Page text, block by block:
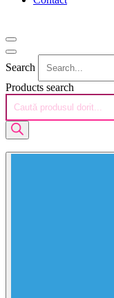
Search
Products search